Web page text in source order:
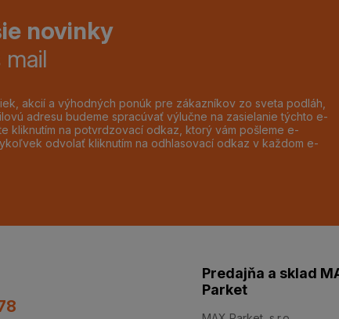
novinky
akcií a výhodných ponúk pre zákazníkov zo sveta podláh,
adresu budeme spracúvať výlučne na zasielanie týchto e-
kliknutím na potvrdzovací odkaz, ktorý vám pošleme e-
odvolať kliknutím na odhlasovací odkaz v každom e-
Predajňa a sklad
Parket